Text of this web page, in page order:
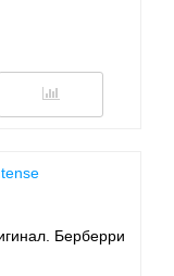
Берберри